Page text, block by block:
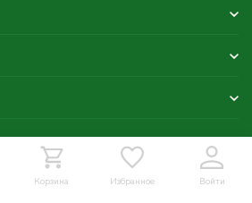
Корзина Избранное Войти